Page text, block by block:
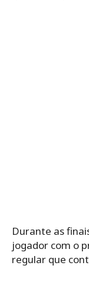
Durante as
jogador com o
regular que